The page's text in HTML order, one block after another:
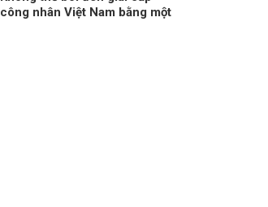
công nhân Việt Nam bằng một